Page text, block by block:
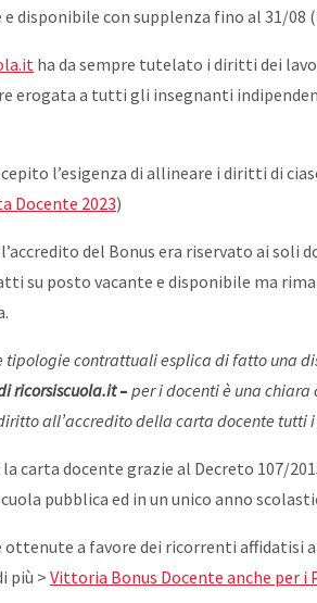
disponibile con supplenza fino al 31/08
ha da sempre tutelato i diritti dei
erogata a tutti gli insegnanti
l’esigenza di allineare i diritti di
Docente 2023)
del Bonus era riservato ai soli
su posto vacante e disponibile ma
tipologie contrattuali esplica di fatto una
ricorsiscuola.it– per i docenti è una
all’accredito della carta docente tutti
carta docente grazie al Decreto 107/
pubblica ed in un unico anno
a favore dei ricorrenti affidatisi
più > Vittoria Bonus Docente anche per i